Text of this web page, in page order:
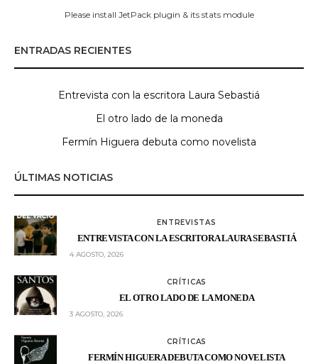
Please install JetPack plugin & its stats module
ENTRADAS RECIENTES
Entrevista con la escritora Laura Sebastiá
El otro lado de la moneda
Fermín Higuera debuta como novelista
ÚLTIMAS NOTICIAS
ENTREVISTAS
ENTREVISTA CON LA ESCRITORA LAURA SEBASTIÁ
4 AGOSTO, 2026
CRÍTICAS
EL OTRO LADO DE LA MONEDA
3 AGOSTO, 2026
CRÍTICAS
FERMÍN HIGUERA DEBUTA COMO NOVELISTA